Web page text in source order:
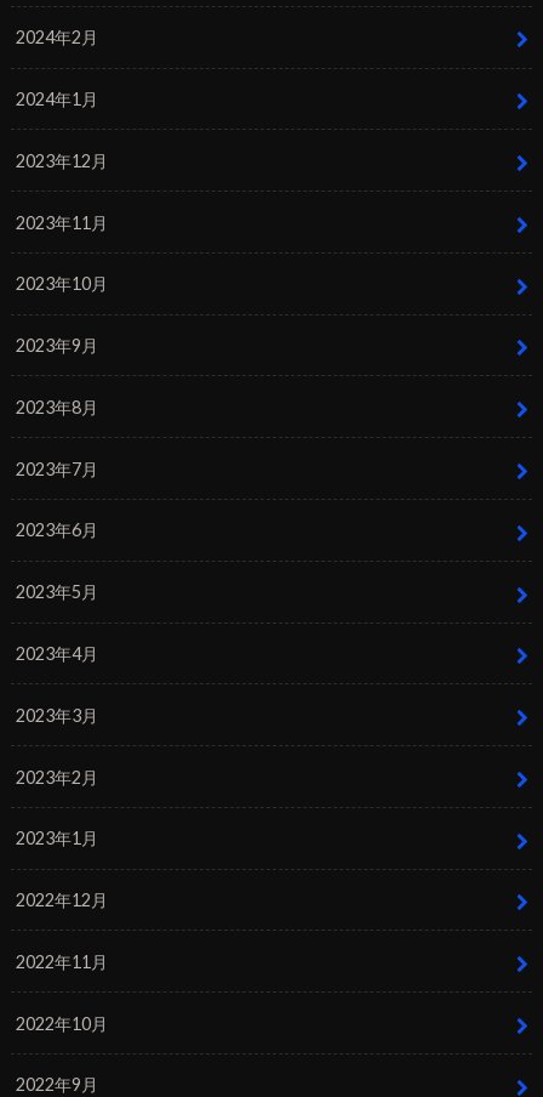
2024年2月
2024年1月
2023年12月
2023年11月
2023年10月
2023年9月
2023年8月
2023年7月
2023年6月
2023年5月
2023年4月
2023年3月
2023年2月
2023年1月
2022年12月
2022年11月
2022年10月
2022年9月